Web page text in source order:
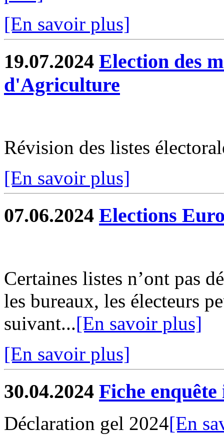
[En savoir plus]
19.07.2024 Election des
d'Agriculture
Révision des listes
[En savoir plus]
07.06.2024 Elections
Certaines listes n’ont pas
les bureaux, les électeurs
suivant...[En savoir plus]
[En savoir plus]
30.04.2024 Fiche
Déclaration gel 2024[En